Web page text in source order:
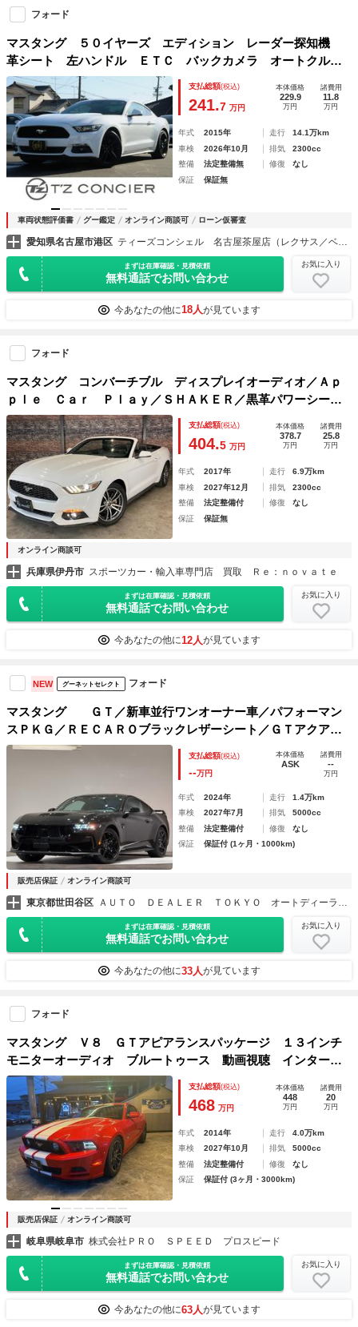
フォード
マスタング ５０イヤーズ エディション レーダー探知機
革シート 左ハンドル ＥＴＣ バックカメラ オートクルー
ズコントロール ＡＴ スマートキー 電動格納ミラー シー
トヒーター シートエアコン アルミホイール ＥＳＣ エア
コン
支払総額(税込)
241.7 万円
本体価格
229.9
万円
諸費用
11.8
万円
年式 2015年 走行
14.1万km
車検
2026年10月 排気
2300cc
整備
法定整備無 修復
なし
保証
保証無
車両状態評価書 グー鑑定 オンライン商談可 ローン仮審査
愛知県名古屋市港区
まずは在庫確認・見積依頼
無料通話でお問い合わせ
お気に入り
今あなたの他に18人が見ています
フォード
マスタング コンバーチブル ディスプレイオーディオ／Ａｐ
ｐｌｅ Ｃａｒ Ｐｌａｙ／ＳＨＡＫＥＲ／黒革パワーシート
／シートヒーター＆クーラー／ＥＴＣ／バックカメラ／ＵＳＢ
／Ｂｌｕｅｔｏｏｔｈ／クルコン／スマートキー／ＨＩＤ／禁
煙車
支払総額(税込)
404.5 万円
本体価格
378.7
万円
諸費用
25.8
万円
年式 2017年 走行
6.9万km
車検
2027年12月 排気
2300cc
整備
法定整備付 修復
なし
保証
保証無
オンライン商談可
兵庫県伊丹市 スポーツカー・輸入車専門店 買取 Ｒｅ：ｎｏｖａｔｅ
まずは在庫確認・見積依頼
無料通話でお問い合わせ
お気に入り
今あなたの他に12人が見ています
NEW グーネットセレクト フォード
マスタング ＧＴ／新車並行ワンオーナー車／パフォーマン
スＰＫＧ／ＲＥＣＡＲＯブラックレザーシート／ＧＴアクアブ
ルーブｂｒｅｍｂｏキャリパー／Ｂａｎｇ ＆ Ｏｌｕｆｓｅ
ｎスピーカー／可変マフラー／純正１９インチＡＷ
支払総額(税込)
--万円
本体価格
ASK
諸費用
--
万円
年式 2024年 走行
1.4万km
車検
2027年7月 排気
5000cc
整備
法定整備付 修復
なし
保証
保証付 (1ヶ月・1000km)
販売店保証 オンライン商談可
東京都世田谷区 ＡＵＴＯ ＤＥＡＬＥＲ ＴＯＫＹＯ オートディーラー東京 ～輸入車専門店～
まずは在庫確認・見積依頼
無料通話でお問い合わせ
お気に入り
今あなたの他に33人が見ています
フォード
マスタング Ｖ８ ＧＴアピアランスパッケージ １３インチ
モニターオーディオ ブルートゥース 動画視聴 インターネ
ット ローダウン ドライブレコーダー 外マフラー
支払総額(税込)
468 万円
本体価格
448
万円
諸費用
20
万円
年式 2014年 走行
4.0万km
車検
2027年10月 排気
5000cc
整備
法定整備付 修復
なし
保証
保証付 (3ヶ月・3000km)
販売店保証 オンライン商談可
岐阜県岐阜市 株式会社ＰＲＯ ＳＰＥＥＤ プロスピード
まずは在庫確認・見積依頼
無料通話でお問い合わせ
お気に入り
今あなたの他に63人が見ています